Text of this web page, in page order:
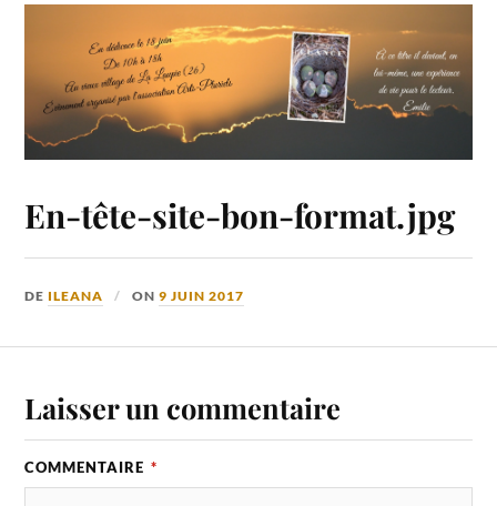
En-tête-site-bon-format.jpg
DEILEANA ON9 JUIN 2017
Laisser un commentaire
COMMENTAIRE *